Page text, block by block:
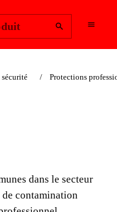
Protections
dans le secteur du
dans le secteur
contamination